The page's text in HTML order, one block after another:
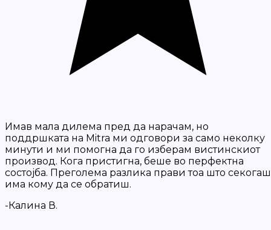
Имав мала дилема пред да нарачам, но
поддршката на Mitra ми одговори за само неколку
минути и ми помогна да го изберам вистинскиот
производ. Кога пристигна, беше во перфектна
состојба. Преголема разлика прави тоа што секогаш
има кому да се обратиш.
-Калина В.